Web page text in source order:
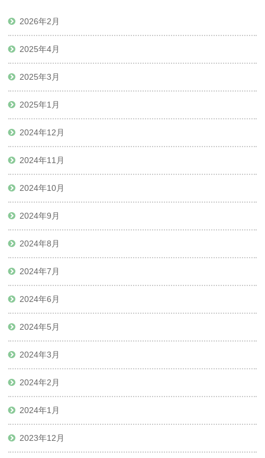
2026年2月
2025年4月
2025年3月
2025年1月
2024年12月
2024年11月
2024年10月
2024年9月
2024年8月
2024年7月
2024年6月
2024年5月
2024年3月
2024年2月
2024年1月
2023年12月